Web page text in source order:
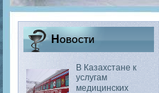
Новости
В Казахстане к
услугам
медицинских